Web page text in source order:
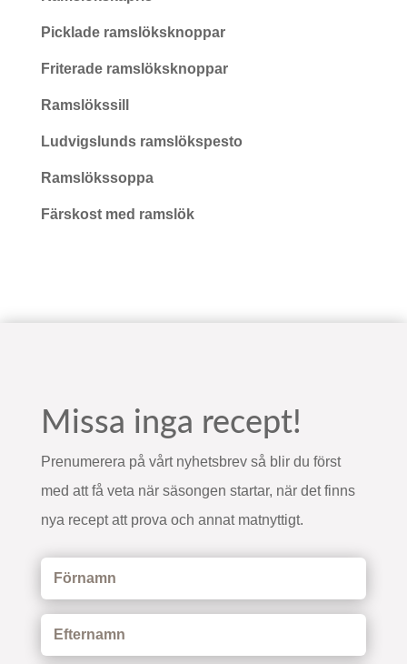
Picklade ramslöksknoppar
Friterade ramslöksknoppar
Ramslökssill
Ludvigslunds ramslökspesto
Ramslökssoppa
Färskost med ramslök
Missa inga recept!
Prenumerera på vårt nyhetsbrev så blir du först
med att få veta när säsongen startar, när det finns
nya recept att prova och annat matnyttigt.